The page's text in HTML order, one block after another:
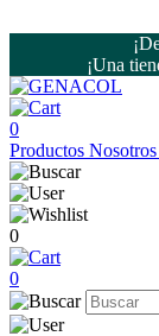
¡Una
0
Productos Nosotros
0
0